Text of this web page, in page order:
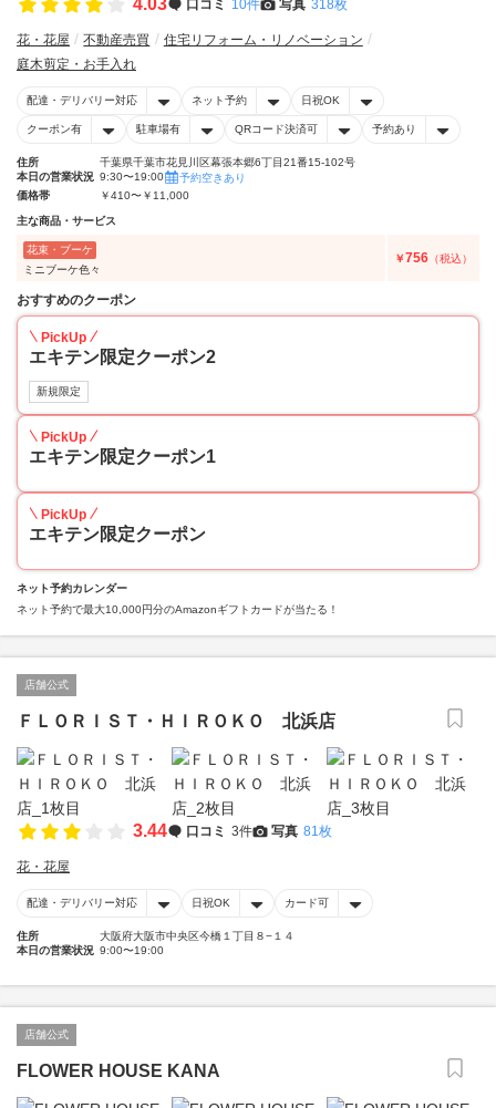
4.03 口コミ 10件 写真 318枚
花・花屋 不動産売買
住宅リフォーム・リノベーション
庭木剪定・お手入れ
配達・デリバリー対応 ネット予約 日祝OK
クーポン有 駐車場有 QRコード決済可 予約あり
住所
千葉県千葉市花見川区幕張本郷6丁目21番15-102号
本日の営業状況 9:30〜19:00
予約空きあり
価格帯
￥410〜￥11,000
主な商品・サービス
花束・ブーケ
ミニブーケ色々
￥756 （税込）
おすすめのクーポン
PickUp
エキテン限定クーポン2
新規限定
PickUp
エキテン限定クーポン1
PickUp
エキテン限定クーポン
ネット予約カレンダー
ネット予約で最大10,000円分のAmazonギフトカードが当たる！
店舗公式
ＦＬＯＲＩＳＴ・ＨＩＲＯＫＯ 北浜店
3.44 口コミ 3件 写真 81枚
花・花屋
配達・デリバリー対応 日祝OK カード可
住所
大阪府大阪市中央区今橋１丁目８−１４
本日の営業状況 9:00〜19:00
店舗公式
FLOWER HOUSE KANA